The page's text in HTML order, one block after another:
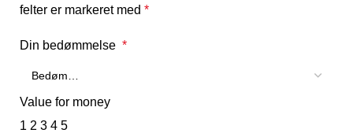
felter er markeret med *
Din bedømmelse *
Value for money
1 2 3 4 5